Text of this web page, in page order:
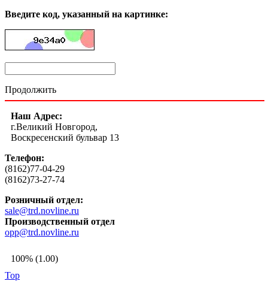
Введите код, указанный на картинке:
Продолжить
Наш Адрес:
г.Великий Новгород,
Воскресенский бульвар 13
Телефон:
(8162)77-04-29
(8162)73-27-74
Розничный отдел:
sale@trd.novline.ru
Производственный отдел
opp@trd.novline.ru
100% (1.00)
Top